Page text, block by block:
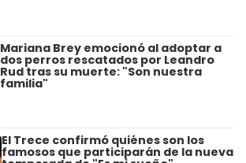
Mariana Brey emocionó al adoptar a
dos perros rescatados por Leandro
Rud tras su muerte: "Son nuestra
familia"
El Trece confirmó quiénes son los
famosos que participarán de la nueva